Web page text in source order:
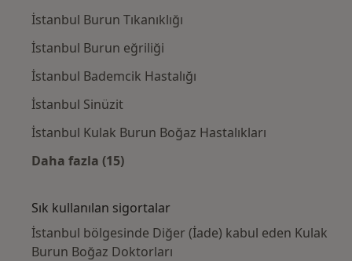
İstanbul Burun Tıkanıklığı
İstanbul Burun eğriliği
İstanbul Bademcik Hastalığı
İstanbul Sinüzit
İstanbul Kulak Burun Boğaz Hastalıkları
Daha fazla (15)
Sık kullanılan sigortalar
İstanbul bölgesinde Diğer (İade) kabul eden Kulak
Burun Boğaz Doktorları